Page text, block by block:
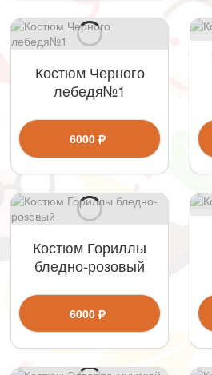
Костюм Черного
лебедя№1
6000
Костюм Гориллы
бледно-розовый
6000